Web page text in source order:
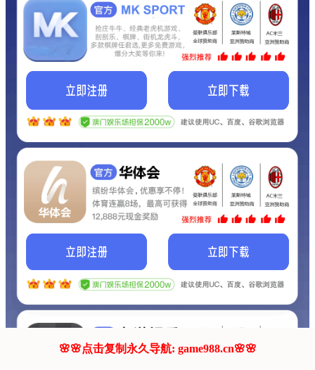
Hey Guys!
我们即将上线啦...
我们的网站正在建设.
它将是非常棒的网站.
联系我们!